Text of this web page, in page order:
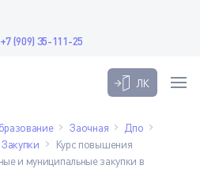
+7 (909) 35-111-25
ЛК
Заочная
Дпо
Закупки
Курс повышения
и муниципальные закупки в